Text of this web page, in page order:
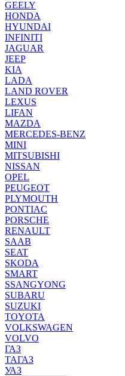
GEELY
HONDA
HYUNDAI
INFINITI
JAGUAR
JEEP
KIA
LADA
LAND ROVER
LEXUS
LIFAN
MAZDA
MERCEDES-BENZ
MINI
MITSUBISHI
NISSAN
OPEL
PEUGEOT
PLYMOUTH
PONTIAC
PORSCHE
RENAULT
SAAB
SEAT
SKODA
SMART
SSANGYONG
SUBARU
SUZUKI
TOYOTA
VOLKSWAGEN
VOLVO
ГАЗ
ТАГАЗ
УАЗ